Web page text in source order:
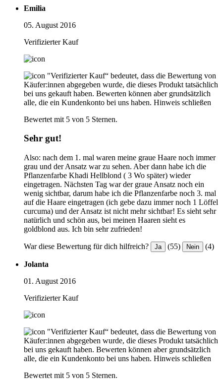
Emilia
05. August 2016
Verifizierter Kauf
"Verifizierter Kauf“ bedeutet, dass die Bewertung von
Käufer:innen abgegeben wurde, die dieses Produkt tatsächlich
bei uns gekauft haben. Bewerten können aber grundsätzlich
alle, die ein Kundenkonto bei uns haben. Hinweis schließen
Bewertet mit 5 von 5 Sternen.
Sehr gut!
Also: nach dem 1. mal waren meine graue Haare noch immer
grau und der Ansatz war zu sehen. Aber dann habe ich die
Pflanzenfarbe Khadi Hellblond ( 3 Wo später) wieder
eingetragen. Nächsten Tag war der graue Ansatz noch ein
wenig sichtbar, darum habe ich die Pflanzenfarbe noch 3. mal
auf die Haare eingetragen (ich gebe dazu immer noch 1 Löffel
curcuma) und der Ansatz ist nicht mehr sichtbar! Es sieht sehr
natürlich und schön aus, bei meinen Haaren sieht es
goldblond aus. Ich bin sehr zufrieden!
War diese Bewertung für dich hilfreich? Ja (55) Nein (4)
Jolanta
01. August 2016
Verifizierter Kauf
"Verifizierter Kauf“ bedeutet, dass die Bewertung von
Käufer:innen abgegeben wurde, die dieses Produkt tatsächlich
bei uns gekauft haben. Bewerten können aber grundsätzlich
alle, die ein Kundenkonto bei uns haben. Hinweis schließen
Bewertet mit 5 von 5 Sternen.